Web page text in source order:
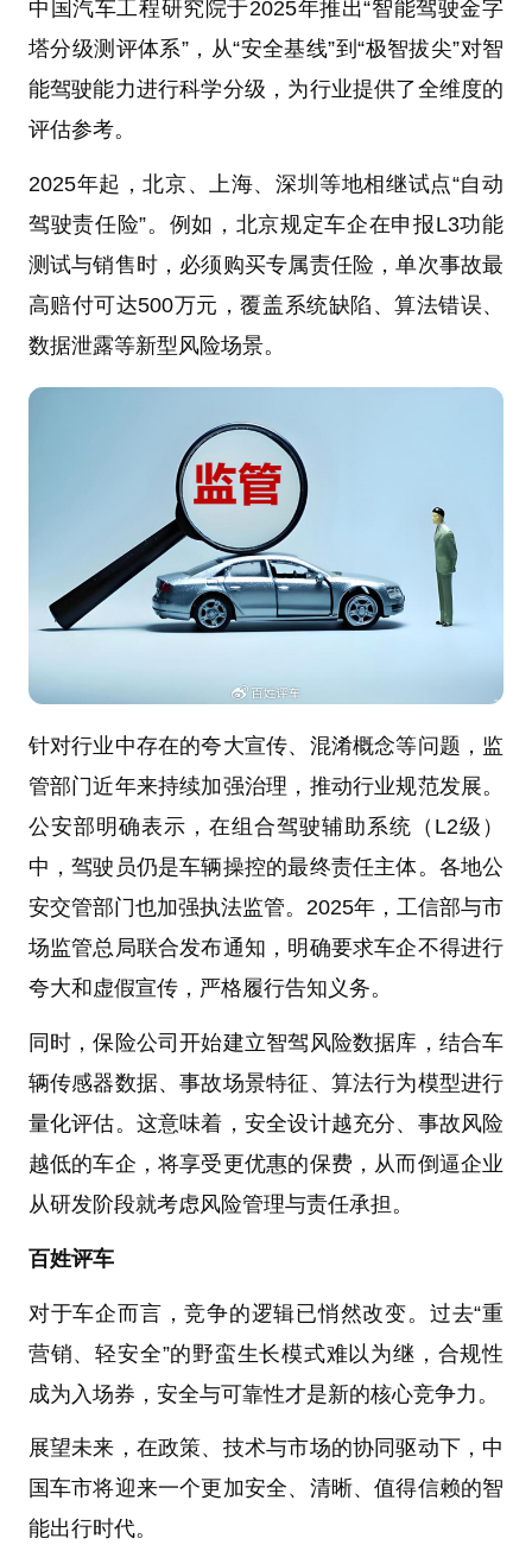
中国汽车工程研究院于2025年推出“智能驾驶金字
塔分级测评体系”，从“安全基线”到“极智拔尖”对智
能驾驶能力进行科学分级，为行业提供了全维度的
评估参考。
2025年起，北京、上海、深圳等地相继试点“自动
驾驶责任险”。例如，北京规定车企在申报L3功能
测试与销售时，必须购买专属责任险，单次事故最
高赔付可达500万元，覆盖系统缺陷、算法错误、
数据泄露等新型风险场景。
针对行业中存在的夸大宣传、混淆概念等问题，监
管部门近年来持续加强治理，推动行业规范发展。
公安部明确表示，在组合驾驶辅助系统（L2级）
中，驾驶员仍是车辆操控的最终责任主体。各地公
安交管部门也加强执法监管。2025年，工信部与市
场监管总局联合发布通知，明确要求车企不得进行
夸大和虚假宣传，严格履行告知义务。
同时，保险公司开始建立智驾风险数据库，结合车
辆传感器数据、事故场景特征、算法行为模型进行
量化评估。这意味着，安全设计越充分、事故风险
越低的车企，将享受更优惠的保费，从而倒逼企业
从研发阶段就考虑风险管理与责任承担。
百姓评车
对于车企而言，竞争的逻辑已悄然改变。过去“重
营销、轻安全”的野蛮生长模式难以为继，合规性
成为入场券，安全与可靠性才是新的核心竞争力。
展望未来，在政策、技术与市场的协同驱动下，中
国车市将迎来一个更加安全、清晰、值得信赖的智
能出行时代。